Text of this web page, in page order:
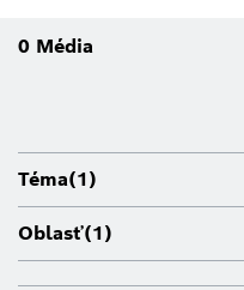
0 Média
Téma(1)
Oblasť(1)